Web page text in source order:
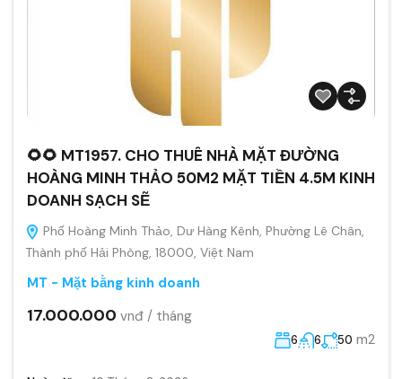
🌻🌻 MT1957. CHO THUÊ NHÀ MẶT ĐƯỜNG
HOÀNG MINH THẢO 50M2 MẶT TIỀN 4.5M KINH
DOANH SẠCH SẼ
Phố Hoàng Minh Thảo, Dư Hàng Kênh, Phường Lê Chân,
Thành phố Hải Phòng, 18000, Việt Nam
MT - Mặt bằng kinh doanh
17.000.000 vnđ / tháng
6 6 50 m2